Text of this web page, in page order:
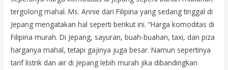
tergolong mahal. Ms. Annie dari Filipina yang sedang tinggal di
Jepang mengatakan hal seperti berikut ini. “Harga komoditas di
Filipina murah. Di Jepang, sayuran, buah-buahan, taxi, dan piza
harganya mahal, tetapi gajinya juga besar. Namun sepertinya
tarif listrik dan air di Jepang lebih murah jika dibandingkan